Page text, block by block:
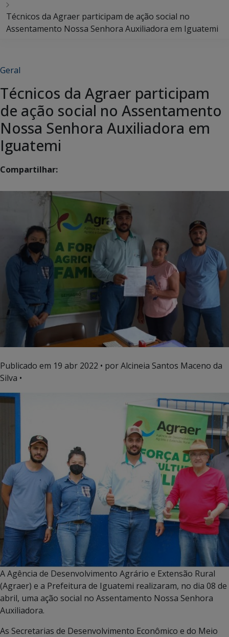
Técnicos da Agraer participam de ação social no
Assentamento Nossa Senhora Auxiliadora em Iguatemi
Geral
Técnicos da Agraer participam
de ação social no Assentamento
Nossa Senhora Auxiliadora em
Iguatemi
Compartilhar:
Publicado em 19 abr 2022 • por Alcineia Santos Maceno da
Silva •
A Agência de Desenvolvimento Agrário e Extensão Rural
(Agraer) e a Prefeitura de Iguatemi realizaram, no dia 08 de
abril, uma ação social no Assentamento Nossa Senhora
Auxiliadora.
As Secretarias de Desenvolvimento Econômico e do Meio